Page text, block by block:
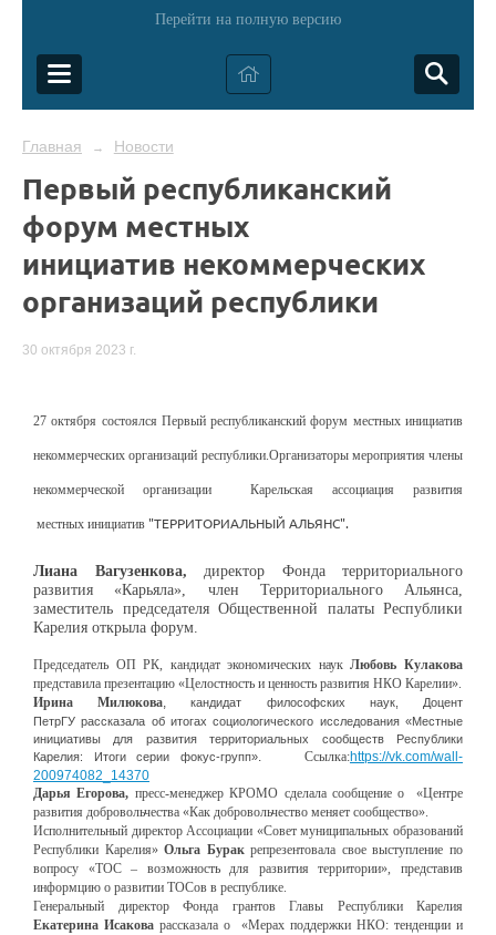
Перейти на полную версию
Главная → Новости
Первый республиканский
форум местных
инициатив некоммерческих
организаций республики
30 октября 2023 г.
27 октября состоялся Первый республиканский форум местных инициатив
некоммерческих организаций республики.Организаторы мероприятия члены
некоммерческой организации Карельская ассоциация развития
местных инициатив "ТЕРРИТОРИАЛЬНЫЙ АЛЬЯНС".
Лиана Вагузенкова,
директор Фонда территориального
развития «Карьяла», член Территориального Альянса,
заместитель председателя Общественной палаты Республики
Карелия открыла форум.
Председатель ОП РК, кандидат экономических наукЛюбовь Кулакова
представила презентацию «Целостность и ценность развития НКО Карелии».
Ирина Милюкова,кандидат философских наук, Доцент
ПетрГУ рассказала об итогах социологического исследования «Местные
инициативы для развития территориальных сообществ Республики
Карелия: Итоги серии фокус-групп».Ссылка:https://vk.com/wall-
200974082_14370
Дарья Егорова, пресс-менеджер КРОМО сделала сообщение о «Центре
развития добровольчества «Как добровольчество меняет сообщество».
Исполнительный директор Ассоциации «Совет муниципальных образований
Республики Карелия»Ольга Бурак репрезентовала свое выступление по
вопросу «ТОС – возможность для развития территории», представив
информцию о развитии ТОСов в республике.
Генеральный директор Фонда грантов Главы Республики Карелия
Екатерина Исакова рассказала о «Мерах поддержки НКО: тенденции и